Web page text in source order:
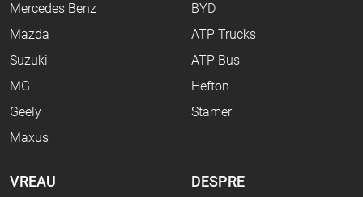
Mercedes Benz
Mazda
Suzuki
MG
Geely
Maxus
BYD
ATP Trucks
ATP Bus
Hefton
Stamer
VREAU DESPRE